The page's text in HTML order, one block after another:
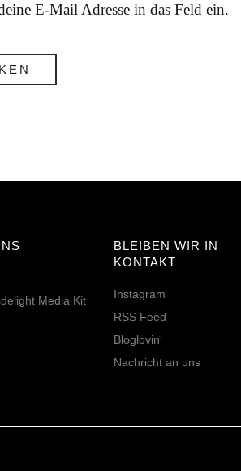
E-Mail Adresse in das Feld ein.
Media Kit
BLEIBEN WIR IN
KONTAKT
Instagram
RSS Feed
Bloglovin‘
Nachricht an uns